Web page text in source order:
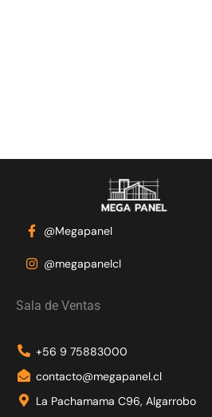
@Megapanel
@megapanelcl
Sala de Ventas
+56 9 75883000
contacto@megapanel.cl
La Pachamama C96, Algarrobo